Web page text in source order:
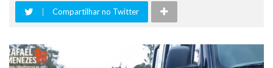
Compartilhar no Twitter